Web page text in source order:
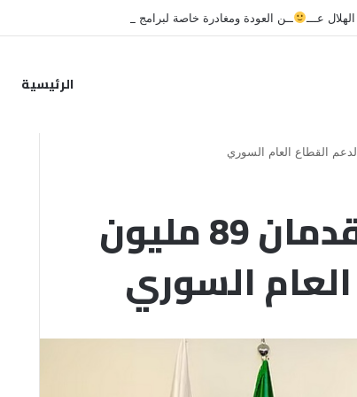
عـــ ــن العودة ومغادرة خاصة لبرامج الاستشفاء والتأهيل
الرئيسية
السعودية وقطر تقدمان 89 مليون
السوري